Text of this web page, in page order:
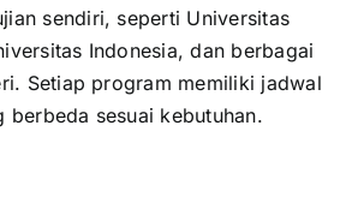
sendiri, seperti Universitas
Indonesia, dan berbagai
Setiap program memiliki jadwal
berbeda sesuai kebutuhan.